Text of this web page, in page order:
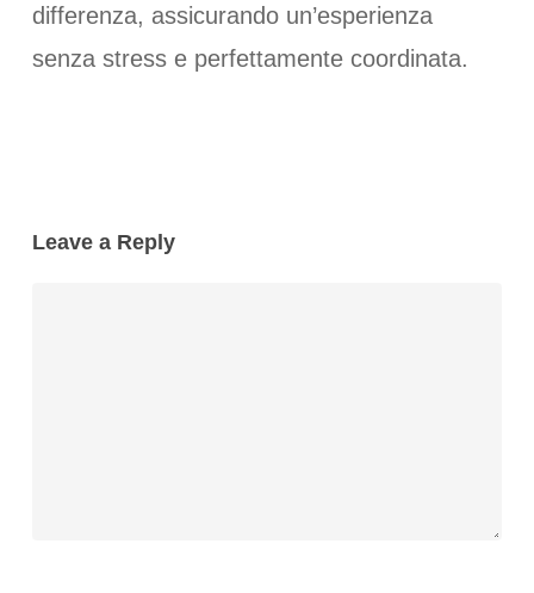
differenza, assicurando un’esperienza
senza stress e perfettamente coordinata.
Leave a Reply